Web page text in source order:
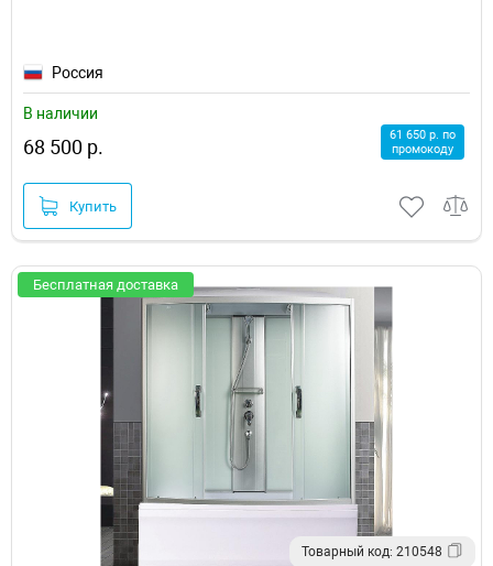
Россия
В наличии
68 500 р.
61 650 р. по
промокоду
Купить
Бесплатная доставка
Товарный код: 210548